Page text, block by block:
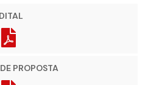
PROPOSTA